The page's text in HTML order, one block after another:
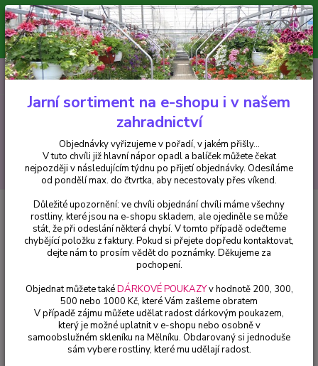
Minimální hodnota pro odeslání z e-shopu je 300 Kč.
V tuto chvíli již hlavní nápor objednávek opadl a balíček můžete čekat
nejpozději v následujícím týdnu po přijetí objednávky. Objednávky
vyřizujeme v pořadí, v jakém přišly...
CZK
Hledat
+420 602 223 614 0ks
za0 Kč
Trvalky
Jarní sortiment na e-shopu i v našem
zahradnictví
Objednávky vyřizujeme v pořadí, v jakém přišly...
V tuto chvíli již hlavní nápor opadl a balíček můžete čekat
nejpozději v následujícím týdnu po přijetí objednávky. Odesíláme
od pondělí max. do čtvrtka, aby necestovaly přes víkend.
Důležité upozornění: ve chvíli objednání chvíli máme všechny
rostliny, které jsou na e-shopu skladem, ale ojediněle se může
stát, že při odeslání některá chybí. V tomto případě odečteme
chybějící položku z faktury. Pokud si přejete dopředu kontaktovat,
dejte nám to prosím vědět do poznámky. Děkujeme za
pochopení.
Objednat můžete takéDÁRKOVÉ POUKAZYv hodnotě 200, 300,
500 nebo 1000 Kč, které Vám zašleme obratem
V případě zájmu můžete udělat radost dárkovým poukazem,
který je možné uplatnit v e-shopu nebo osobně v
samoobslužném skleníku na Mělníku. Obdarovaný si jednoduše
sám vybere rostliny, které mu udělají radost.